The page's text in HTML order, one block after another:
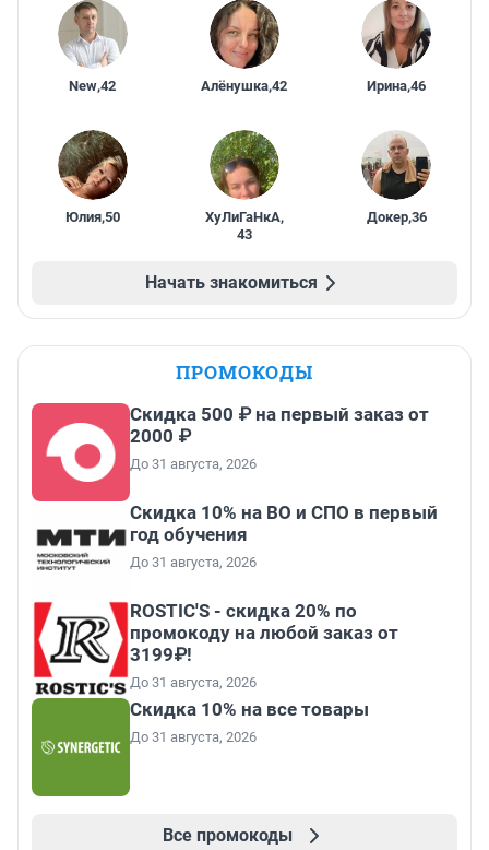
New,42 Алёнушка,42 Ирина,46
Юлия,50 ХуЛиГаНкА,
43
Докер,36
Начать знакомиться
ПРОМОКОДЫ
Скидка 500 ₽ на первый заказ от
2000 ₽
До 31 августа, 2026
Скидка 10% на ВО и СПО в первый
год обучения
До 31 августа, 2026
ROSTIC'S - скидка 20% по
промокоду на любой заказ от
3199₽!
До 31 августа, 2026
Скидка 10% на все товары
До 31 августа, 2026
Все промокоды